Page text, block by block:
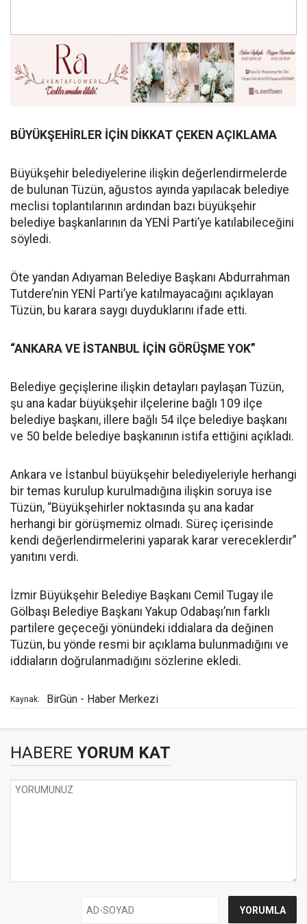
BÜYÜKŞEHİRLER İÇİN DİKKAT ÇEKEN AÇIKLAMA
Büyükşehir belediyelerine ilişkin değerlendirmelerde
de bulunan Tüzün, ağustos ayında yapılacak belediye
meclisi toplantılarının ardından bazı büyükşehir
belediye başkanlarının da YENİ Parti’ye katılabileceğini
söyledi.
Öte yandan Adıyaman Belediye Başkanı Abdurrahman
Tutdere’nin YENİ Parti’ye katılmayacağını açıklayan
Tüzün, bu karara saygı duyduklarını ifade etti.
“ANKARA VE İSTANBUL İÇİN GÖRÜŞME YOK”
Belediye geçişlerine ilişkin detayları paylaşan Tüzün,
şu ana kadar büyükşehir ilçelerine bağlı 109 ilçe
belediye başkanı, illere bağlı 54 ilçe belediye başkanı
ve 50 belde belediye başkanının istifa ettiğini açıkladı.
Ankara ve İstanbul büyükşehir belediyeleriyle herhangi
bir temas kurulup kurulmadığına ilişkin soruya ise
Tüzün, “Büyükşehirler noktasında şu ana kadar
herhangi bir görüşmemiz olmadı. Süreç içerisinde
kendi değerlendirmelerini yaparak karar vereceklerdir”
yanıtını verdi.
İzmir Büyükşehir Belediye Başkanı Cemil Tugay ile
Gölbaşı Belediye Başkanı Yakup Odabaşı’nın farklı
partilere geçeceği yönündeki iddialara da değinen
Tüzün, bu yönde resmi bir açıklama bulunmadığını ve
iddiaların doğrulanmadığını sözlerine ekledi.
Kaynak: BirGün - Haber Merkezi
HABERE YORUM KAT